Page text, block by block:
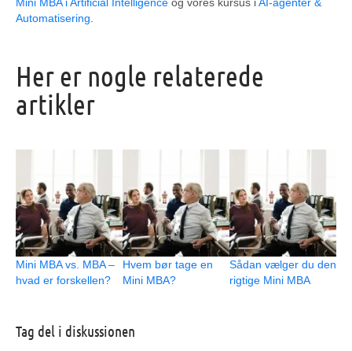
Automatisering
Her er nogle relaterede
artikler
Mini MBA vs. MBA –
hvad er forskellen?
Hvem bør tage en
Mini MBA?
Sådan vælger du den
rigtige Mini MBA
Tag del i diskussionen